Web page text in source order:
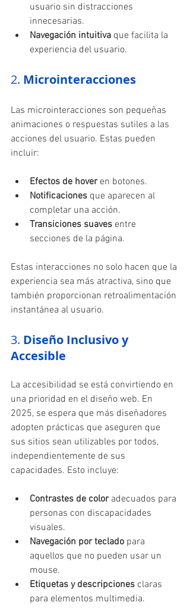
usuario sin distracciones
innecesarias.
Navegación intuitiva que facilita la
experiencia del usuario.
2. Microinteracciones
Las microinteracciones son pequeñas
animaciones o respuestas sutiles a las
acciones del usuario. Estas pueden
incluir:
Efectos de hover en botones.
Notificaciones que aparecen al
completar una acción.
Transiciones suaves entre
secciones de la página.
Estas interacciones no solo hacen que la
experiencia sea más atractiva, sino que
también proporcionan retroalimentación
instantánea al usuario.
3. Diseño Inclusivo y
Accesible
La accesibilidad se está convirtiendo en
una prioridad en el diseño web. En
2025, se espera que más diseñadores
adopten prácticas que aseguren que
sus sitios sean utilizables por todos,
independientemente de sus
capacidades. Esto incluye:
Contrastes de color adecuados para
personas con discapacidades
visuales.
Navegación por teclado para
aquellos que no pueden usar un
mouse.
Etiquetas y descripciones claras
para elementos multimedia.